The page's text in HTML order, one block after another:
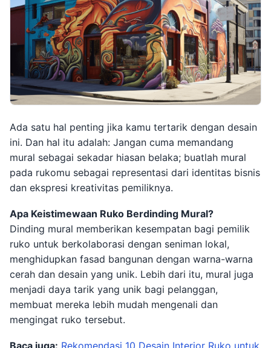
Ada satu hal penting jika kamu tertarik dengan desain
ini. Dan hal itu adalah: Jangan cuma memandang
mural sebagai sekadar hiasan belaka; buatlah mural
pada rukomu sebagai representasi dari identitas bisnis
dan ekspresi kreativitas pemiliknya.
Apa Keistimewaan Ruko Berdinding Mural?
Dinding mural memberikan kesempatan bagi pemilik
ruko untuk berkolaborasi dengan seniman lokal,
menghidupkan fasad bangunan dengan warna-warna
cerah dan desain yang unik. Lebih dari itu, mural juga
menjadi daya tarik yang unik bagi pelanggan,
membuat mereka lebih mudah mengenali dan
mengingat ruko tersebut.